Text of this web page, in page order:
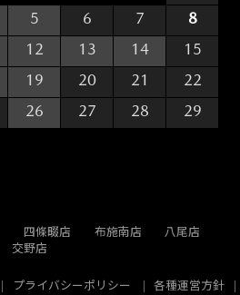
5 6 7
8
12 13 14
15
19 20 21
22
26 27 28
29
四條畷店 布施南店
八尾店
交野店
プライバシーポリシー 各種運営方針